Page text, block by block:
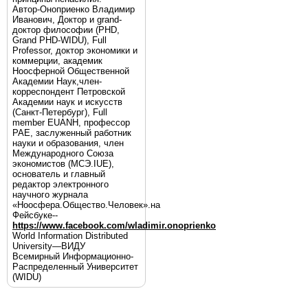
Автор-Оноприенко Владимир
Иванович, Доктор и grand-
доктор философии (PHD,
Grand PHD-WIDU), Full
Professor, доктор экономики и
коммерции, академик
Ноосферной Общественной
Академии Наук,член-
корреспондент Петровской
Академии наук и искусств
(Санкт-Петербург), Full
member EUANH, профессор
РАЕ, заслуженный работник
науки и образования, член
Международного Союза
экономистов (МСЭ.IUE),
основатель и главный
редактор электронного
научного журнала
«Ноосфера.Общество.Человек».на
Фейсбуке--
https://www.facebook.com/wladimir.onoprienko
World Information Distributed
University—ВИДУ
Всемирный Информационно-
Распределенный Университет
(WIDU)